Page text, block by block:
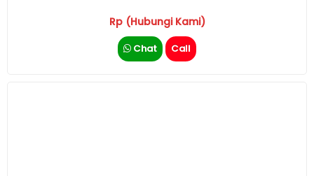
Rp (Hubungi Kami)
Chat Call